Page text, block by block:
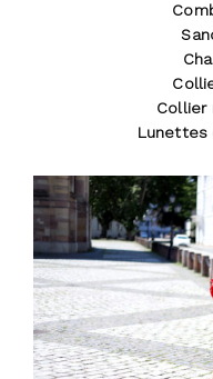
Collier
Lunettes